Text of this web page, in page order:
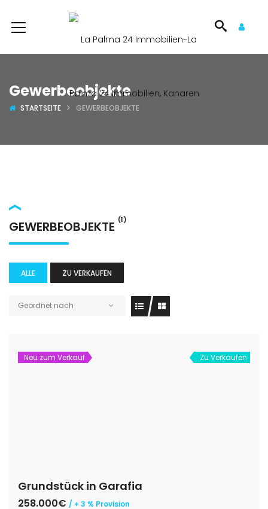
Gewerbeobjekte
STARTSEITE GEWERBEOBJEKTE
GEWERBEOBJEKTE (1)
ALLE ZU VERKAUFEN
Geordnet nach
Neu zum Verkauf Zu Verkaufen
Grundstück in Garafia
258.000€ / + 3 % Provision